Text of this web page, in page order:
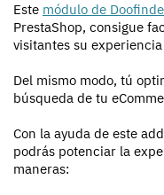
Este módulo de
PrestaShop, consigue
visitantes su
Del mismo modo, tú
búsqueda de tu
Con la ayuda de este
podrás potenciar la
maneras: